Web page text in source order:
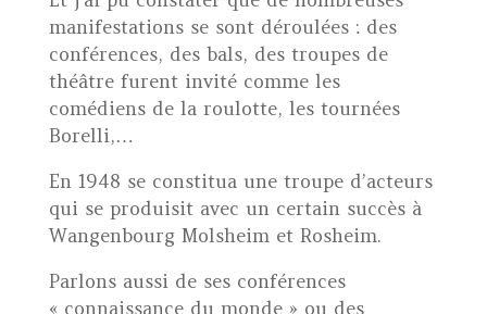
manifestations se sont déroulées : des
conférences, des bals, des troupes de
théâtre furent invité comme les
comédiens de la roulotte, les tournées
Borelli,…
En 1948 se constitua une troupe d’acteurs
qui se produisit avec un certain succès à
Wangenbourg Molsheim et Rosheim.
Parlons aussi de ses conférences
« connaissance du monde » ou des